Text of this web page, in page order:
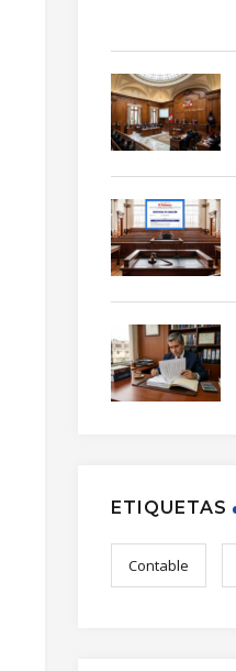
ETIQUETAS
Contable